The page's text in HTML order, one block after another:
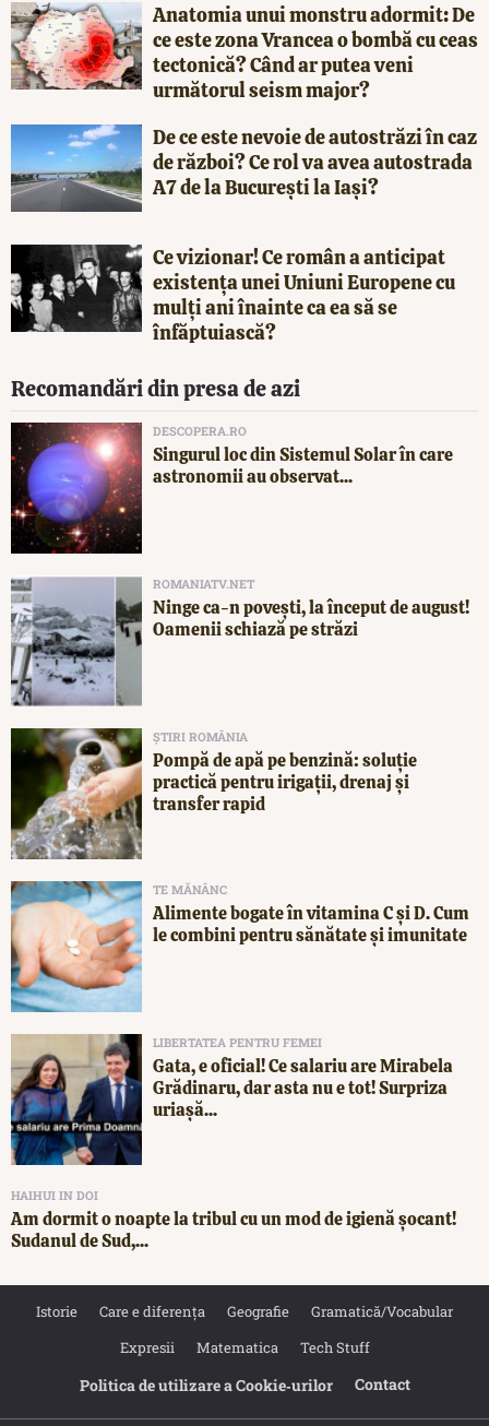
Anatomia unui monstru adormit: De
ce este zona Vrancea o bombă cu ceas
tectonică? Când ar putea veni
următorul seism major?
De ce este nevoie de autostrăzi în caz
de război? Ce rol va avea autostrada
A7 de la București la Iași?
Ce vizionar! Ce român a anticipat
existența unei Uniuni Europene cu
mulți ani înainte ca ea să se
înfăptuiască?
Recomandări din presa de azi
DESCOPERA.RO
Singurul loc din Sistemul Solar în care
astronomii au observat...
ROMANIATV.NET
Ninge ca-n povești, la început de august!
Oamenii schiază pe străzi
ȘTIRI ROMÂNIA
Pompă de apă pe benzină: soluție
practică pentru irigații, drenaj și
transfer rapid
TE MĂNÂNC
Alimente bogate în vitamina C și D. Cum
le combini pentru sănătate și imunitate
LIBERTATEA PENTRU FEMEI
Gata, e oficial! Ce salariu are Mirabela
Grădinaru, dar asta nu e tot! Surpriza
uriașă...
HAIHUI IN DOI
Am dormit o noapte la tribul cu un mod de igienă șocant!
Sudanul de Sud,...
Istorie Care e diferența Geografie
Gramatică/Vocabular
Expresii
Matematica Tech Stuff
Politica de utilizare a Cookie‐urilor Contact